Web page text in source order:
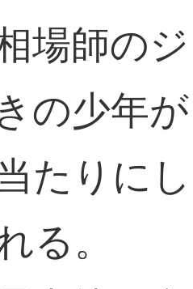
場師の
の少年
たりに
る。